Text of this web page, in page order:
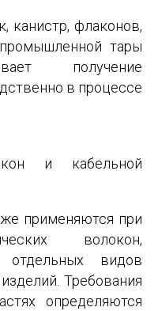
канистр, флаконов,
тары
получение
в процессе
и кабельной
применяются при
волокон,
видов
Требования
определяются